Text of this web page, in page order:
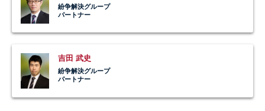
紛争解決グループ
パートナー
吉田 武史
紛争解決グループ
パートナー